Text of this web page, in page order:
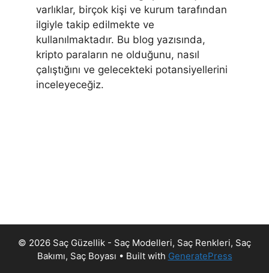
varlıklar, birçok kişi ve kurum tarafından
ilgiyle takip edilmekte ve
kullanılmaktadır. Bu blog yazısında,
kripto paraların ne olduğunu, nasıl
çalıştığını ve gelecekteki potansiyellerini
inceleyeceğiz.
© 2026 Saç Güzellik - Saç Modelleri, Saç Renkleri, Saç
Bakımı, Saç Boyası • Built with GeneratePress